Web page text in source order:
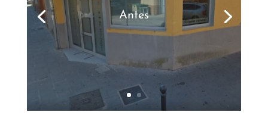
Antes